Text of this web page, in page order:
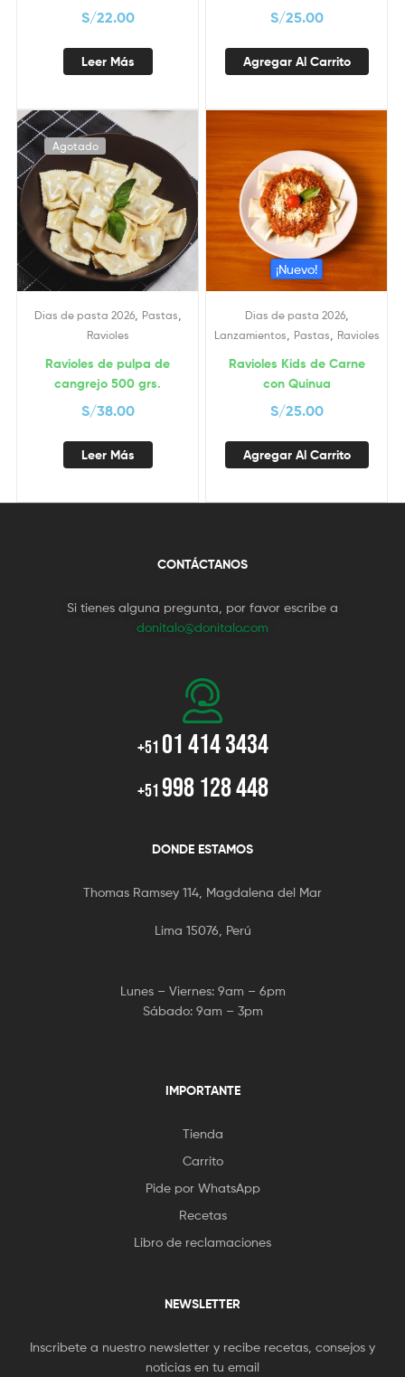
S/22.00
Leer Más
brócoli
S/25.00
Agregar Al Carrito
Agotado
Dias de pasta 2026, Pastas
Ravioles
Ravioles de pulpa de
cangrejo 500 grs.
S/38.00
Leer Más
¡Nuevo!
Dias de pasta 2026,
Lanzamientos Pastas Ravioles
Ravioles Kids de Carne
con Quinua
S/25.00
Agregar Al Carrito
CONTÁCTANOS
Si tienes alguna pregunta, por favor escribe a
donitalo@donitalo.com
+51 01 414 3434
+51 998 128 448
DONDE ESTAMOS
Thomas Ramsey 114, Magdalena del Mar
Lima 15076, Perú
Lunes – Viernes: 9am – 6pm
Sábado: 9am – 3pm
IMPORTANTE
Tienda
Carrito
Pide por WhatsApp
Recetas
Libro de reclamaciones
NEWSLETTER
Inscribete a nuestro newsletter y recibe recetas, consejos y
noticias en tu email